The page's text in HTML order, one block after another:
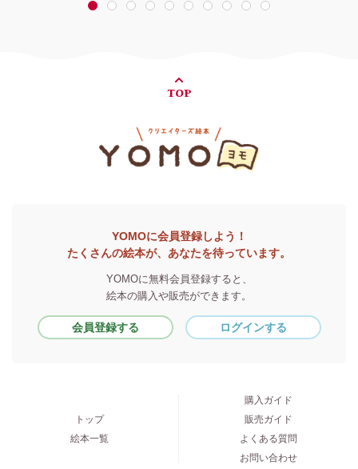
1 2 3 4 5 6 7 8 9 10
TOP
YOMOに会員登録しよう！
たくさんの絵本が、あなたを待っています。
YOMOに無料会員登録すると、
絵本の購入や販売ができます。
会員登録する ログインする
トップ
絵本一覧
購入ガイド
販売ガイド
よくある質問
お問い合わせ